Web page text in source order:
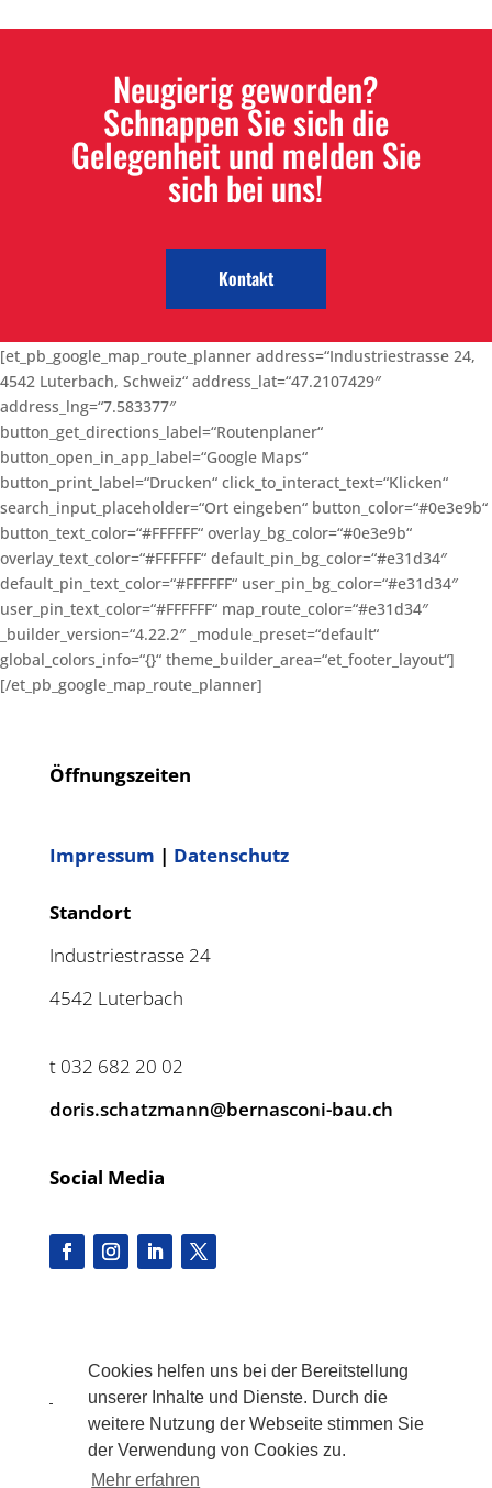
Cookies helfen uns bei der Bereitstellung
unserer Inhalte und Dienste. Durch die
weitere Nutzung der Webseite stimmen Sie
der Verwendung von Cookies zu.
Mehr erfahren
Neugierig geworden?
Schnappen Sie sich die
Gelegenheit und melden Sie
sich bei uns!
Kontakt
[et_pb_google_map_route_planner address=“Industriestrasse 24,
4542 Luterbach, Schweiz“ address_lat=“47.2107429″
address_lng=“7.583377″
button_get_directions_label=“Routenplaner“
button_open_in_app_label=“Google Maps“
button_print_label=“Drucken“ click_to_interact_text=“Klicken“
search_input_placeholder=“Ort eingeben“ button_color=“#0e3e9b“
button_text_color=“#FFFFFF“ overlay_bg_color=“#0e3e9b“
overlay_text_color=“#FFFFFF“ default_pin_bg_color=“#e31d34″
default_pin_text_color=“#FFFFFF“ user_pin_bg_color=“#e31d34″
user_pin_text_color=“#FFFFFF“ map_route_color=“#e31d34″
_builder_version=“4.22.2″ _module_preset=“default“
global_colors_info=“{}“ theme_builder_area=“et_footer_layout“]
[/et_pb_google_map_route_planner]
Öffnungszeiten
Impressum | Datenschutz
Standort
Industriestrasse 24
4542 Luterbach
t 032 682 20 02
doris.schatzmann@bernasconi-bau.ch
Social Media
2023 ©BERNASCONI BAU AG